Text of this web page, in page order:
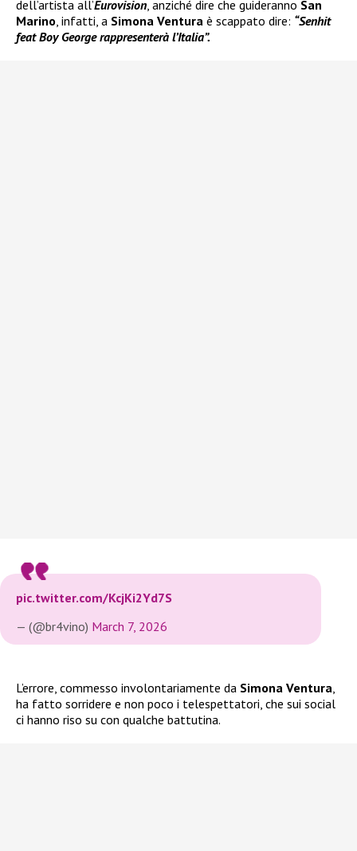
dell’artista all’Eurovision , anziché dire che guideranno San
Marino , infatti, a Simona Ventura è scappato dire: “Senhit
feat Boy George rappresenterà l’Italia”.
pic.twitter.com/KcjKi2Yd7S
— (@br4vino) March 7, 2026
L’errore, commesso involontariamente da Simona Ventura
ha fatto sorridere e non poco i telespettatori, che sui social
ci hanno riso su con qualche battutina.